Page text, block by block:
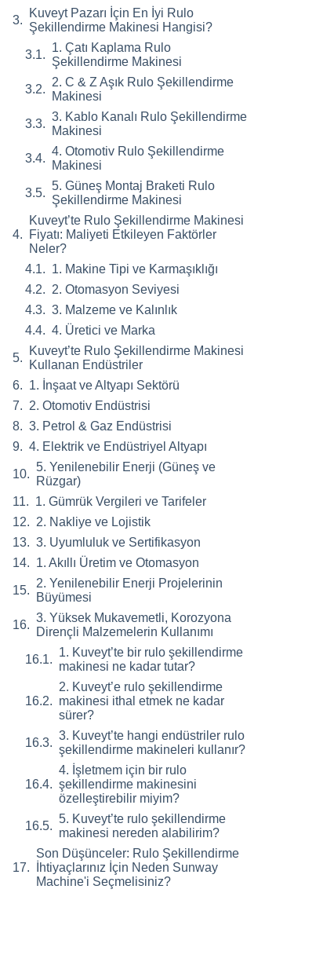
Kuveyt Pazarı İçin En İyi Rulo
Şekillendirme Makinesi Hangisi?
1. Çatı Kaplama Rulo
Şekillendirme Makinesi
2. C & Z Aşık Rulo Şekillendirme
Makinesi
3. Kablo Kanalı Rulo Şekillendirme
Makinesi
4. Otomotiv Rulo Şekillendirme
Makinesi
5. Güneş Montaj Braketi Rulo
Şekillendirme Makinesi
Kuveyt’te Rulo Şekillendirme Makinesi
Fiyatı: Maliyeti Etkileyen Faktörler
Neler?
1. Makine Tipi ve Karmaşıklığı
2. Otomasyon Seviyesi
3. Malzeme ve Kalınlık
4. Üretici ve Marka
Kuveyt’te Rulo Şekillendirme Makinesi
Kullanan Endüstriler
1. İnşaat ve Altyapı Sektörü
2. Otomotiv Endüstrisi
3. Petrol & Gaz Endüstrisi
4. Elektrik ve Endüstriyel Altyapı
5. Yenilenebilir Enerji (Güneş ve
Rüzgar)
1. Gümrük Vergileri ve Tarifeler
2. Nakliye ve Lojistik
3. Uyumluluk ve Sertifikasyon
1. Akıllı Üretim ve Otomasyon
2. Yenilenebilir Enerji Projelerinin
Büyümesi
3. Yüksek Mukavemetli, Korozyona
Dirençli Malzemelerin Kullanımı
1. Kuveyt’te bir rulo şekillendirme
makinesi ne kadar tutar?
2. Kuveyt’e rulo şekillendirme
makinesi ithal etmek ne kadar
sürer?
3. Kuveyt’te hangi endüstriler rulo
şekillendirme makineleri kullanır?
4. İşletmem için bir rulo
şekillendirme makinesini
özelleştirebilir miyim?
5. Kuveyt’te rulo şekillendirme
makinesi nereden alabilirim?
Son Düşünceler: Rulo Şekillendirme
İhtiyaçlarınız İçin Neden Sunway
Machine'i Seçmelisiniz?